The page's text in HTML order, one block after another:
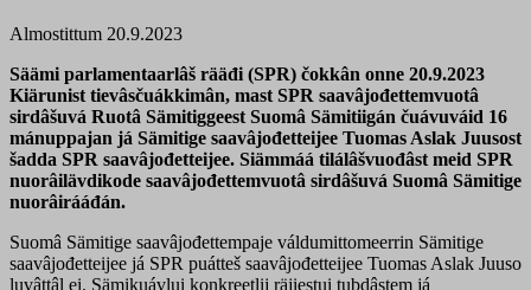
Almostittum 20.9.2023
Säämi parlamentaarlâš rääđi (SPR) čokkân onne 20.9.2023
Kiärunist tievâsčuákkimân, mast SPR saavâjođettemvuotâ
sirdâšuvá Ruotâ Sämitiggeest Suomâ Sämitiigán čuávuváid 16
mánuppajan já Sämitige saavâjođetteijee Tuomas Aslak Juusost
šadda SPR saavâjođetteijee. Siämmáá tilálâšvuođâst meid SPR
nuorâilävdikode saavâjođettemvuotâ sirdâšuvá Suomâ Sämitige
nuorâirááđán.
Suomâ Sämitige saavâjođettempaje váldumittomeerrin Sämitige
saavâjođetteijee já SPR puátteš saavâjođetteijee Tuomas Aslak Juuso
luvâttâl ei. Sämikuávlui konkreetlij räjiestui tubdâstem já